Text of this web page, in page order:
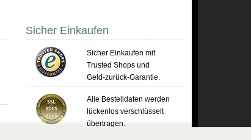
Sicher Einkaufen
Sicher Einkaufen mit
Trusted Shops und
Geld-zurück-Garantie.
Alle Bestelldaten werden
lückenlos verschlüsselt
übertragen.